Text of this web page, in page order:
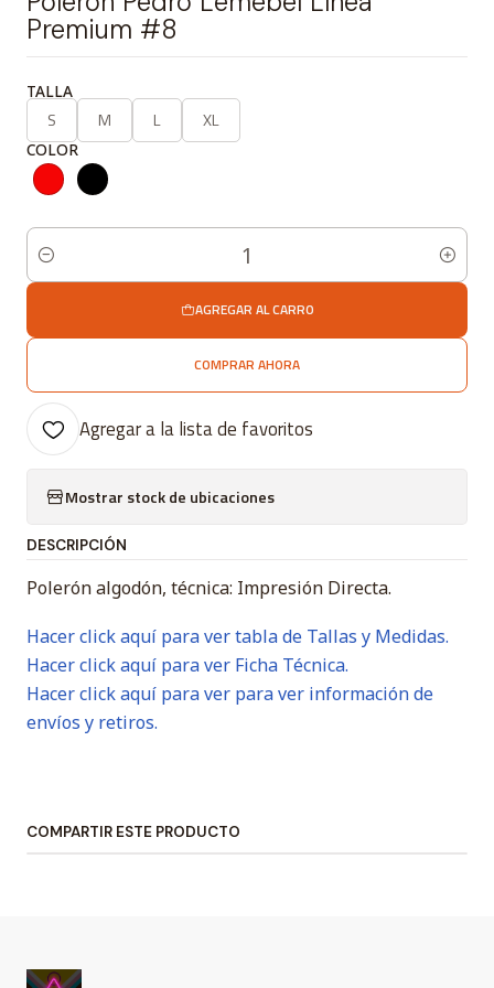
Premium #8
TALLA
S M L XL
COLOR
Cantidad
AGREGAR AL CARRO
COMPRAR AHORA
Agregar a la lista de favoritos
Mostrar stock de ubicaciones
DESCRIPCIÓN
Polerón algodón, técnica: Impresión Directa.
Hacer click aquí para ver tabla de Tallas y Medidas.
Hacer click aquí para ver Ficha Técnica.
Hacer click aquí para ver para ver información de
envíos y retiros.
COMPARTIR ESTE PRODUCTO